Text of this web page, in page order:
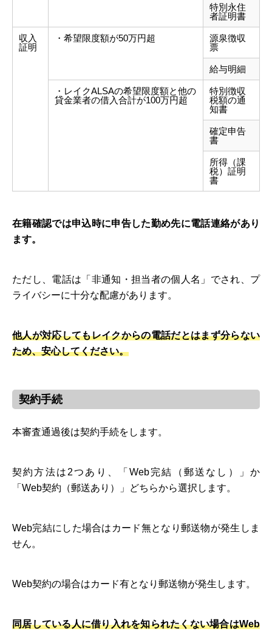
特別永住
者証明書
収入
証明
・希望限度額が50万円超
源泉徴収
票
給与明細
・レイクALSAの希望限度額と他の
貸金業者の借入合計が100万円超
特別徴収
税額の通
知書
確定申告
書
所得（課
税）証明
書
在籍確認では申込時に申告した勤め先に電話連絡があり
ます。
ただし、電話は「非通知・担当者の個人名」でされ、プ
ライバシーに十分な配慮があります。
他人が対応してもレイクからの電話だとはまず分らない
ため、安心してください。
契約手続
本審査通過後は契約手続をします。
契約方法は2つあり、「Web完結（郵送なし）」か
「Web契約（郵送あり）」どちらから選択します。
Web完結にした場合はカード無となり郵送物が発生しま
せん。
Web契約の場合はカード有となり郵送物が発生します。
同居している人に借り入れを知られたくない場合はWeb